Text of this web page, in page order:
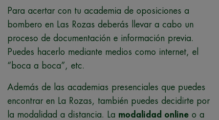
Para acertar con tu academia de oposiciones a
bombero en Las Rozas deberás llevar a cabo un
proceso de documentación e información previa.
Puedes hacerlo mediante medios como internet, el
“boca a boca”, etc.
Además de las academias presenciales que puedes
encontrar en La Rozas, también puedes decidirte por
la modalidad a distancia. La modalidad online o a